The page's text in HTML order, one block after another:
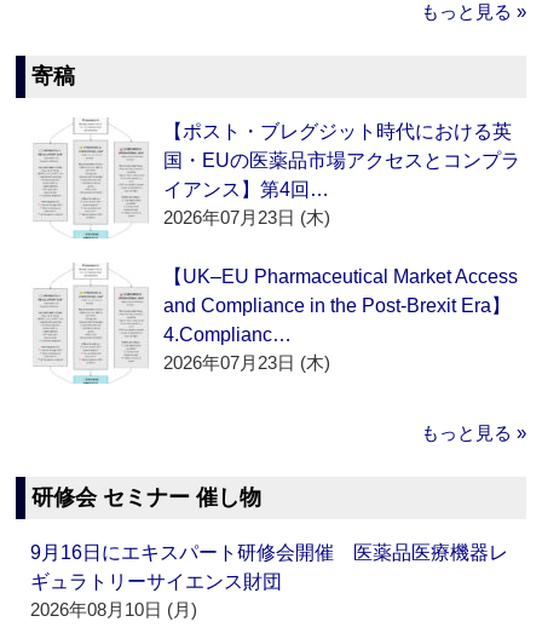
もっと見る »
寄稿
【ポスト・ブレグジット時代における英
国・EUの医薬品市場アクセスとコンプラ
イアンス】第4回…
2026年07月23日 (木)
【UK–EU Pharmaceutical Market Access
and Compliance in the Post-Brexit Era】
4.Complianc…
2026年07月23日 (木)
もっと見る »
研修会 セミナー 催し物
9月16日にエキスパート研修会開催 医薬品医療機器レ
ギュラトリーサイエンス財団
2026年08月10日 (月)